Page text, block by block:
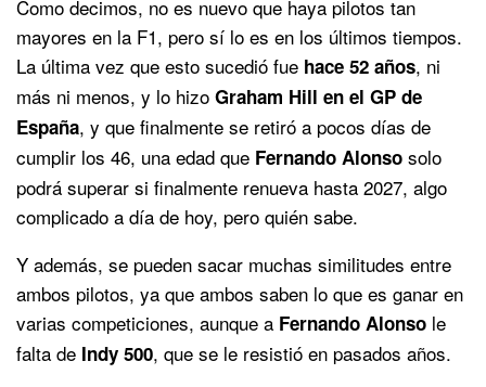
Como decimos, no es nuevo que haya pilotos tan
mayores en la F1, pero sí lo es en los últimos tiempos.
La última vez que esto sucedió fue hace 52 años, ni
más ni menos, y lo hizo Graham Hill en el GP de
España, y que finalmente se retiró a pocos días de
cumplir los 46, una edad que Fernando Alonso solo
podrá superar si finalmente renueva hasta 2027, algo
complicado a día de hoy, pero quién sabe.
Y además, se pueden sacar muchas similitudes entre
ambos pilotos, ya que ambos saben lo que es ganar en
varias competiciones, aunque a Fernando Alonso le
falta de Indy 500, que se le resistió en pasados años.